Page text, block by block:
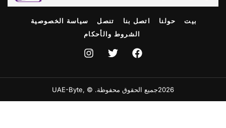
بيت حولنا اتصل بنا تنصل
سياسة الخصوصية
الشروط والأحكام
2026جميع الحقوق محفوظة. © ,UAE-Byte